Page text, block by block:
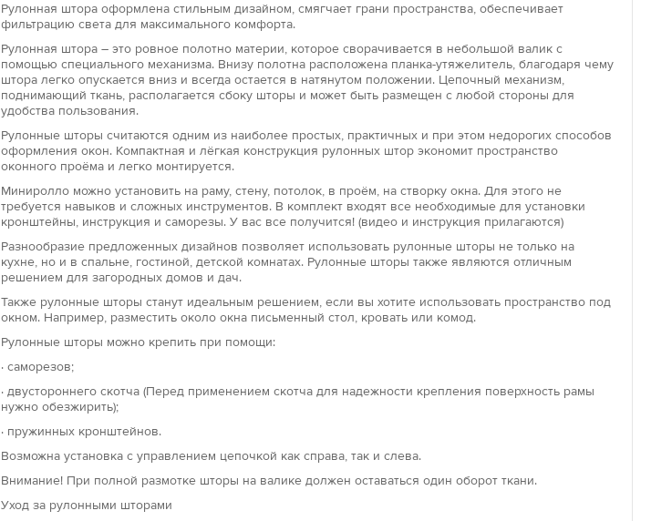
Увеличить
Рулонная штора оформлена стильным дизайном, смягчает грани пространства, обеспечивает
фильтрацию света для максимального комфорта.
Рулонная штора – это ровное полотно материи, которое сворачивается в небольшой валик с
помощью специального механизма. Внизу полотна расположена планка-утяжелитель, благодаря чему
штора легко опускается вниз и всегда остается в натянутом положении. Цепочный механизм,
поднимающий ткань, располагается сбоку шторы и может быть размещен с любой стороны для
удобства пользования.
Рулонные шторы считаются одним из наиболее простых, практичных и при этом недорогих способов
оформления окон. Компактная и лёгкая конструкция рулонных штор экономит пространство
оконного проёма и легко монтируется.
Миниролло можно установить на раму, стену, потолок, в проём, на створку окна. Для этого не
требуется навыков и сложных инструментов. В комплект входят все необходимые для установки
кронштейны, инструкция и саморезы. У вас все получится! (видео и инструкция прилагаются)
Разнообразие предложенных дизайнов позволяет использовать рулонные шторы не только на
кухне, но и в спальне, гостиной, детской комнатах. Рулонные шторы также являются отличным
решением для загородных домов и дач.
Также рулонные шторы станут идеальным решением, если вы хотите использовать пространство под
окном. Например, разместить около окна письменный стол, кровать или комод.
Рулонные шторы можно крепить при помощи:
· саморезов;
· двустороннего скотча (Перед применением скотча для надежности крепления поверхность рамы
нужно обезжирить);
· пружинных кронштейнов.
Возможна установка с управлением цепочкой как справа, так и слева.
Внимание! При полной размотке шторы на валике должен оставаться один оборот ткани.
Уход за рулонными шторами
Открытого типа
конструкцию, состоящую из верхнего вала, полотна, нижней
направляющей планки и цепочки для управления. Крепление такой
роллеты возможно к стене над окном, к потолку или внутри оконного
проема.
Закрытого типа
Конструкция работает по такому же принципу, как и открытая роллета –
текстильное полотно накручивается на вал при помощи подъемного
направляющих планок с двух сторон полотна и короба, закрывающего вал.
Благодаря такому устройству штора хорошо держит форму и надежно
защищает от проникновения солнечных лучей в опущенном виде.
Модель «мини»
установки. Мини-шторы предназначены для декорирования пластиковых
изделия не требуется. Вал, на который накручивается полотно, имеет
клейкую основу, которую легко зафиксировать на чистой пластиковой